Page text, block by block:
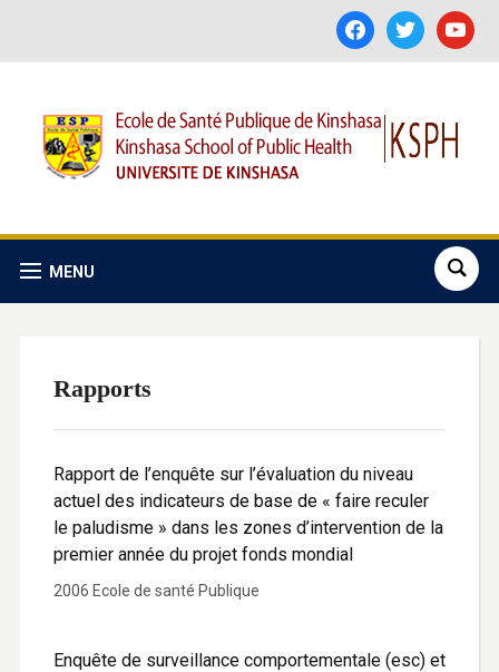
facebooktwitter youtube
MENU
Rapports
Rapport de l’enquête sur l’évaluation du niveau
actuel des indicateurs de base de « faire reculer
le paludisme » dans les zones d’intervention de la
premier année du projet fonds mondial
2006 Ecole de santé Publique
Enquête de surveillance comportementale (esc) et